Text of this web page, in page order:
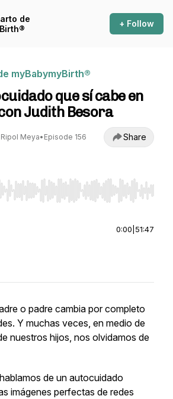
de
+ Follow
myBabymyBirth®
que sí cabe en
Judith Besora
Meya• Episode 156 Share
Right to seek, Home/End to jump to
0:00 51:47
o padre cambia por completo
Y muchas veces, en medio de
nuestros hijos, nos olvidamos de
de un autocuidado
imágenes perfectas de redes